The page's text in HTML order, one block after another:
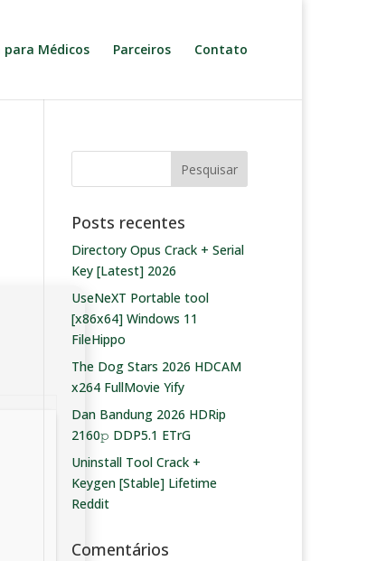
para Médicos Parceiros Contato
Posts recentes
Directory Opus Crack + Serial
Key [Latest] 2026
UseNeXT Portable tool
[x86x64] Windows 11
FileHippo
The Dog Stars 2026 HDCAM
x264 FullMovie Yify
Dan Bandung 2026 HDRip
2160𝚙 DDP5.1 ETrG
Uninstall Tool Crack +
Keygen [Stable] Lifetime
Reddit
Comentários